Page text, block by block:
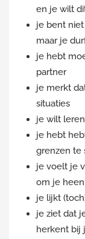
en je wilt
je bent
maar je
je hebt
partner
je merkt
situaties
je wilt
je hebt
grenzen te
je voelt je
om je
je lijkt
je ziet dat
herkent bij